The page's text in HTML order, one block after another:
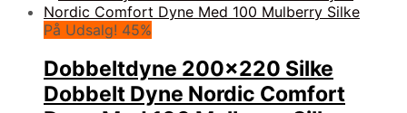
På Udsalg! 45%
Dobbeltdyne 200×220 Silke
Dobbelt Dyne Nordic Comfort